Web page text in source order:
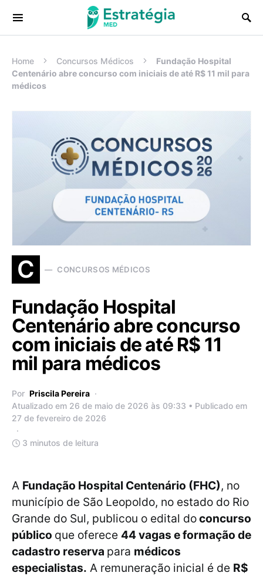
Procurar:
Home Concursos Médicos
Fundação Hospital
Centenário abre concurso com iniciais de até R$ 11 mil para
médicos
C CONCURSOS MÉDICOS
Fundação Hospital
Centenário abre concurso
com iniciais de até R$ 11
mil para médicos
Por Priscila Pereira
Atualizado em 26 de maio de 2026 às 09:33 • Publicado em
27 de fevereiro de 2026
3 minutos de leitura
A Fundação Hospital Centenário (FHC), no
município de São Leopoldo, no estado do Rio
Grande do Sul, publicou o edital doconcurso
público que oferece 44 vagas e formação de
cadastro reserva para médicos
especialistas. A remuneração inicial é de R$